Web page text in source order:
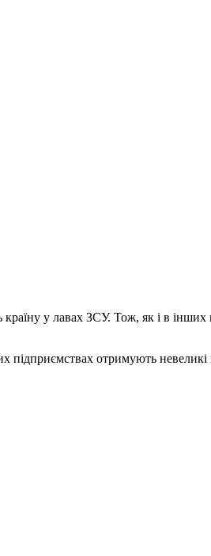
у лавах ЗСУ. Тож, як і в
отримують невеликі